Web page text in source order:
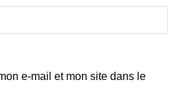
e-mail et mon site dans le